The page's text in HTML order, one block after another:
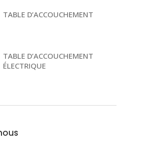
TABLE D’ACCOUCHEMENT
TABLE D’ACCOUCHEMENT
ÉLECTRIQUE